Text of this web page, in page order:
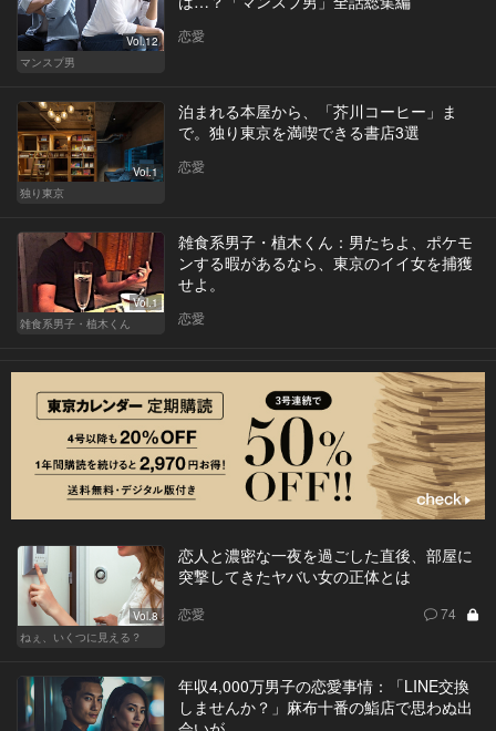
Vol.12
マンスプ男
恋愛
Vol.1
独り東京
泊まれる本屋から、「芥川コーヒー」ま
で。独り東京を満喫できる書店3選
恋愛
Vol.1
雑食系男子・植木くん
雑食系男子・植木くん：男たちよ、ポケモ
ンする暇があるなら、東京のイイ女を捕獲
せよ。
恋愛
Vol.8
ねぇ、いくつに見える？
恋人と濃密な一夜を過ごした直後、部屋に
突撃してきたヤバい女の正体とは
恋愛 74
年収4,000万男子の恋愛事情：「LINE交換
しませんか？」麻布十番の鮨店で思わぬ出